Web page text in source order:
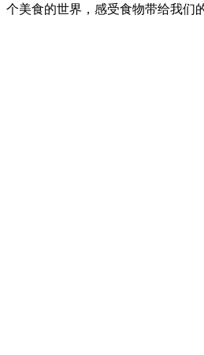
个美食的世界，感受食物带给我们